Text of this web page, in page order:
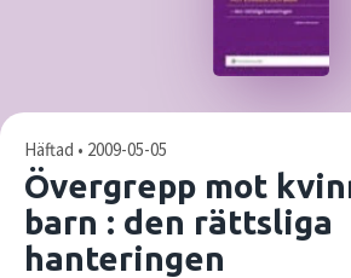
Häftad • 2009-05-05
Övergrepp mot
barn : den rättsliga
hanteringen